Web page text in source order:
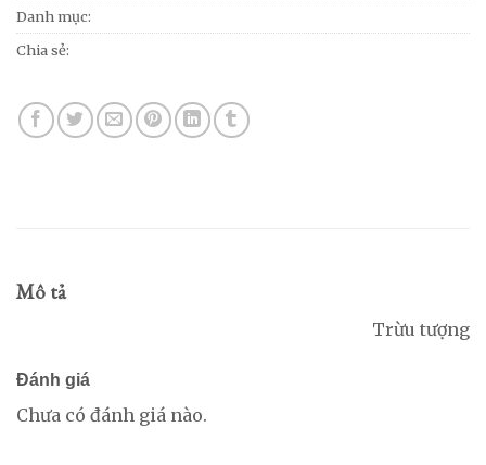
Danh mục:
Chia sẻ:
Mô tả
Trừu tượng
Đánh giá
Chưa có đánh giá nào.